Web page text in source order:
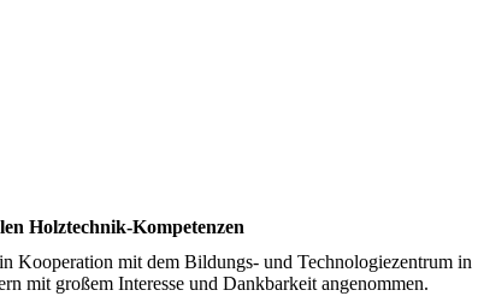
Holztechnik-Kompetenzen
Kooperation mit dem Bildungs- und Technologiezentrum in
mit großem Interesse und Dankbarkeit angenommen.